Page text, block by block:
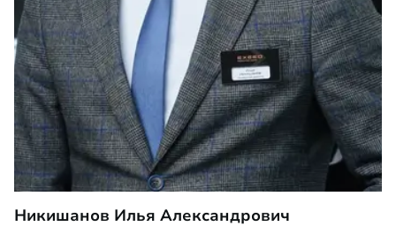
Никишанов Илья Александрович